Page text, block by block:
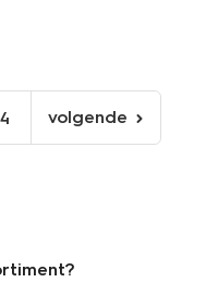
4
volgende
pagina
volgende